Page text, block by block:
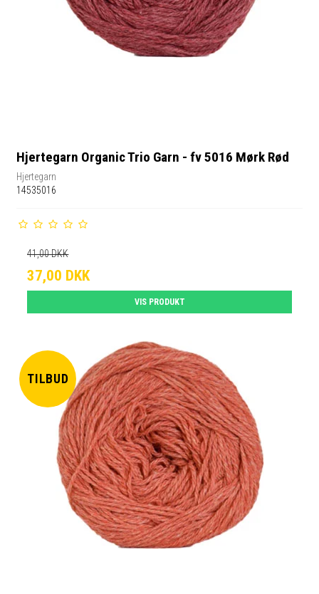
Hjertegarn Organic Trio Garn - fv 5016 Mørk Rød
Hjertegarn
14535016
41,00 DKK
37,00 DKK
VIS PRODUKT
TILBUD